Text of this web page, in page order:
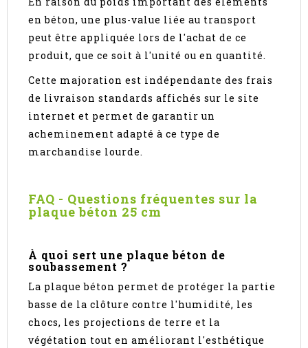
en béton, une plus-value liée au transport
peut être appliquée lors de l'achat de ce
produit, que ce soit à l'unité ou en quantité.
Cette majoration est indépendante des frais
de livraison standards affichés sur le site
internet et permet de garantir un
acheminement adapté à ce type de
marchandise lourde.
FAQ - Questions fréquentes sur la
plaque béton 25 cm
À quoi sert une plaque béton de
soubassement ?
La plaque béton permet de protéger la partie
basse de la clôture contre l'humidité, les
chocs, les projections de terre et la
végétation tout en améliorant l'esthétique